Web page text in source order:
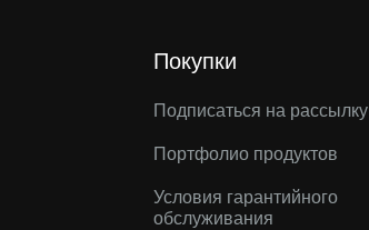
Покупки
Подписаться на рассылку
Портфолио продуктов
Условия гарантийного
обслуживания